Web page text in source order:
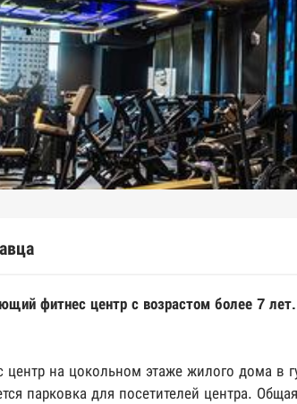
фитнес центр с возрастом более 7
центр на цокольном этаже жилого дома в
парковка для посетителей центра.